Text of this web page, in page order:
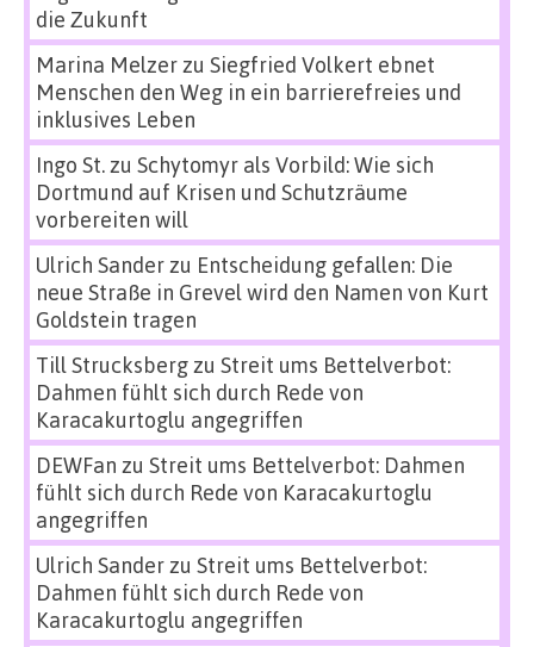
die Zukunft
Marina Melzerzu Siegfried Volkert ebnet
Menschen den Weg in ein barrierefreies und
inklusives Leben
Ingo St.zu Schytomyr als Vorbild: Wie sich
Dortmund auf Krisen und Schutzräume
vorbereiten will
Ulrich Sanderzu Entscheidung gefallen: Die
neue Straße in Grevel wird den Namen von Kurt
Goldstein tragen
Till Strucksbergzu Streit ums Bettelverbot:
Dahmen fühlt sich durch Rede von
Karacakurtoglu angegriffen
DEWFan zu Streit ums Bettelverbot: Dahmen
fühlt sich durch Rede von Karacakurtoglu
angegriffen
Ulrich Sanderzu Streit ums Bettelverbot:
Dahmen fühlt sich durch Rede von
Karacakurtoglu angegriffen